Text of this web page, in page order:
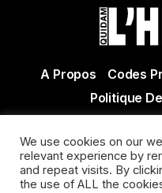
A Propos Codes
Politique
Actualité Agen -
We use cookies on our
relevant experience by
and repeat visits. By
the use of ALL the